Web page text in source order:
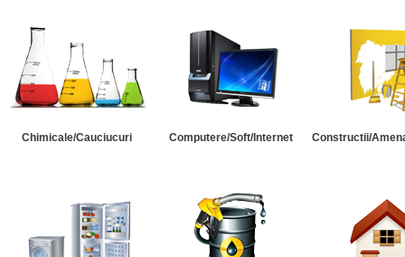
Chimicale/Cauciucuri Computere/Soft/Internet Constructii/